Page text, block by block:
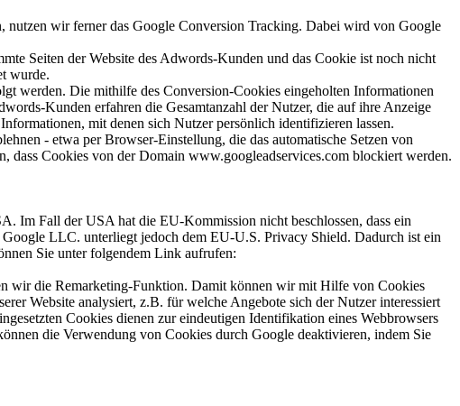
nutzen wir ferner das Google Conversion Tracking. Dabei wird von Google
Seiten der Website des Adwords-Kunden und das Cookie ist noch nicht
wurde.
werden. Die mithilfe des Conversion-Cookies eingeholten Informationen
Kunden erfahren die Gesamtanzahl der Nutzer, die auf ihre Anzeige
mit denen sich Nutzer persönlich identifizieren lassen.
- etwa per Browser-Einstellung, die das automatische Setzen von
dass Cookies von der Domain www.googleadservices.com blockiert werden.
Im Fall der USA hat die EU-Kommission nicht beschlossen, dass ein
LLC. unterliegt jedoch dem EU-U.S. Privacy Shield. Dadurch ist ein
Sie unter folgendem Link aufrufen:
wir die Remarketing-Funktion. Damit können wir mit Hilfe von Cookies
Website analysiert, z.B. für welche Angebote sich der Nutzer interessiert
Cookies dienen zur eindeutigen Identifikation eines Webbrowsers
die Verwendung von Cookies durch Google deaktivieren, indem Sie